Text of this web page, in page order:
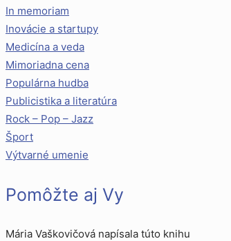
In memoriam
Inovácie a startupy
Medicína a veda
Mimoriadna cena
Populárna hudba
Publicistika a literatúra
Rock – Pop – Jazz
Šport
Výtvarné umenie
Pomôžte aj Vy
Mária Vaškovičová napísala túto knihu